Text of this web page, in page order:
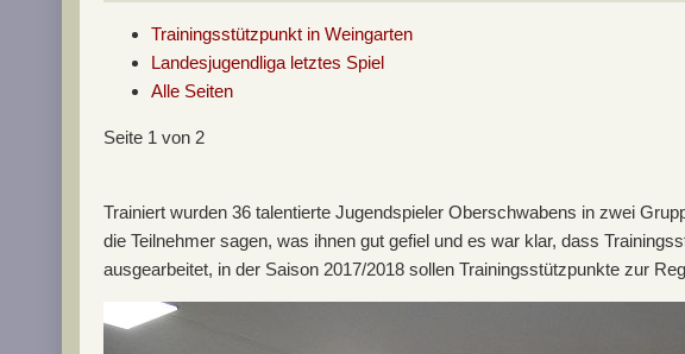
Trainingsstützpunkt in Weingarten
Landesjugendliga letztes Spiel
Alle Seiten
Seite 1 von 2
Trainiert wurden 36 talentierte Jugendspieler Oberschwabens in zwei
die Teilnehmer sagen, was ihnen gut gefiel und es war klar, dass
ausgearbeitet, in der Saison 2017/2018 sollen Trainingsstützpunkte zur